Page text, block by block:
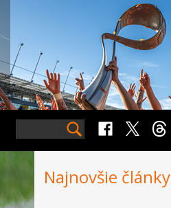
Najnovšie články